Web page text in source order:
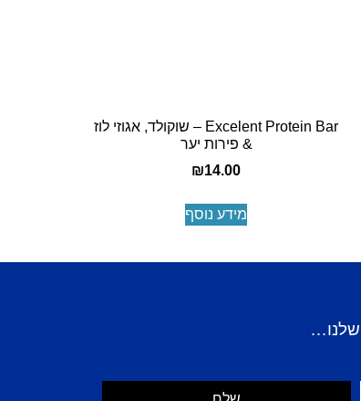
Excelent Protein Bar – שוקולד, אגוזי לוז
& פירות יער
₪14.00
מידע נוסף